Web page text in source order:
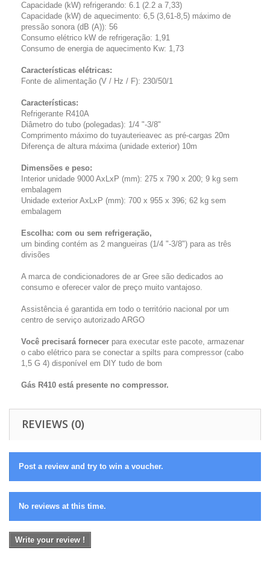
Capacidade (kW) refrigerando: 6.1 (2.2 a 7,33)
Capacidade (kW) de aquecimento: 6,5 (3,61-8,5) máximo de
pressão sonora (dB (A)): 56
Consumo elétrico kW de refrigeração: 1,91
Consumo de energia de aquecimento Kw: 1,73
Características elétricas:
Fonte de alimentação (V / Hz / F): 230/50/1
Características:
Refrigerante R410A
Diâmetro do tubo (polegadas): 1/4 "-3/8"
Comprimento máximo do tuyauterieavec as pré-cargas 20m
Diferença de altura máxima (unidade exterior) 10m
Dimensões e peso:
Interior unidade 9000 AxLxP (mm): 275 x 790 x 200; 9 kg sem
embalagem
Unidade exterior AxLxP (mm): 700 x 955 x 396; 62 kg sem
embalagem
Escolha: com ou sem refrigeração,
um binding contém as 2 mangueiras (1/4 "-3/8") para as três
divisões
A marca de condicionadores de ar Gree são dedicados ao
consumo e oferecer valor de preço muito vantajoso.
Assistência é garantida em todo o território nacional por um
centro de serviço autorizado ARGO
Você precisará fornecer para executar este pacote, armazenar
o cabo elétrico para se conectar a spilts para compressor (cabo
1,5 G 4) disponível em DIY tudo de bom
Gás R410 está presente no compressor.
REVIEWS (0)
Post a review and try to win a voucher.
No reviews at this time.
Write your review !